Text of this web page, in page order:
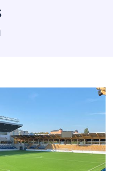
för
att
navigera